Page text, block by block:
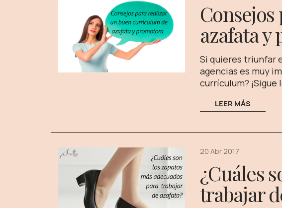
azafata y
Si quieres triunfar
agencias es muy
currículum?
LEER MÁS
20 Abr 2017
¿Cuáles
trabajar